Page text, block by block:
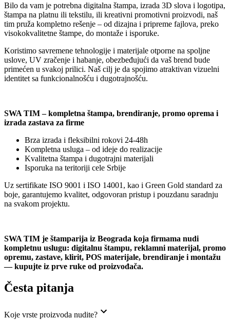
Bilo da vam je potrebna digitalna štampa, izrada 3D slova i logotipa,
štampa na platnu ili tekstilu, ili kreativni promotivni proizvodi, naš
tim pruža kompletno rešenje – od dizajna i pripreme fajlova, preko
visokokvalitetne štampe, do montaže i isporuke.
Koristimo savremene tehnologije i materijale otporne na spoljne
uslove, UV zračenje i habanje, obezbeđujući da vaš brend bude
primećen u svakoj prilici. Naš cilj je da spojimo atraktivan vizuelni
identitet sa funkcionalnošću i dugotrajnošću.
SWA TIM – kompletna štampa, brendiranje, promo oprema i
izrada zastava za firme
Brza izrada i fleksibilni rokovi 24-48h
Kompletna usluga – od ideje do realizacije
Kvalitetna štampa i dugotrajni materijali
Isporuka na teritoriji cele Srbije
Uz sertifikate ISO 9001 i ISO 14001, kao i Green Gold standard za
boje, garantujemo kvalitet, odgovoran pristup i pouzdanu saradnju
na svakom projektu.
SWA TIM je štamparija iz Beograda koja firmama nudi
kompletnu uslugu: digitalnu štampu, reklamni materijal, promo
opremu, zastave, klirit, POS materijale, brendiranje i montažu
— kupujte iz prve ruke od proizvođača.
Česta pitanja
Koje vrste proizvoda nudite?